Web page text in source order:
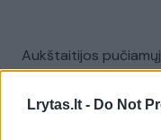
Lrytas.lt - Do Not
Aukštaitijos
apgynė čempionų
Žinios | Lietuvos diena